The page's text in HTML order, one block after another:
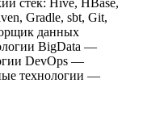
стек: Hive, HBase,
Gradle, sbt, Git,
данных
BigData —
DevOps —
технологии —